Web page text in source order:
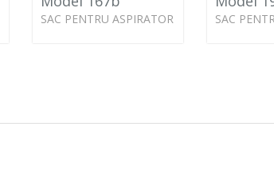
SAC PENTRU ASPIRATOR SAC